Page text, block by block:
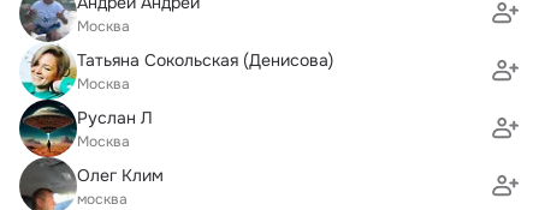
Москва
Татьяна Сокольская (Денисова)
Москва
Руслан Л
Москва
Олег Клим
москва